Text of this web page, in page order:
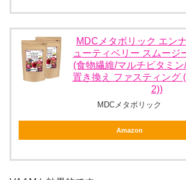
MDCメタボリック エン
ューティベリー スムージ
(食物繊維/マルチビタミ
置き換え ファスティング
2))
MDCメタボリック
Amazon